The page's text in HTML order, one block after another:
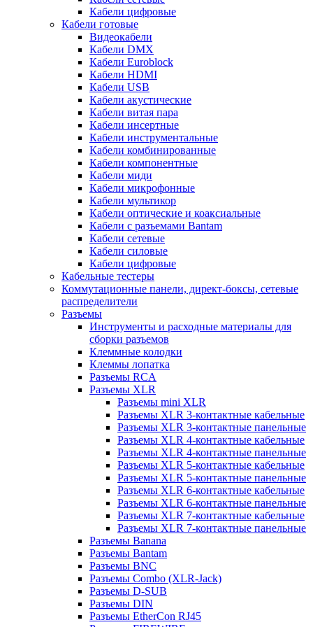
Кабели цифровые
Кабели готовые
Видеокабели
Кабели DMX
Кабели Euroblock
Кабели HDMI
Кабели USB
Кабели акустические
Кабели витая пара
Кабели инсертные
Кабели инструментальные
Кабели комбинированные
Кабели компонентные
Кабели миди
Кабели микрофонные
Кабели мультикор
Кабели оптические и коаксиальные
Кабели с разъемами Bantam
Кабели сетевые
Кабели силовые
Кабели цифровые
Кабельные тестеры
Коммутационные панели, директ-боксы, сетевые
распределители
Разъемы
Инструменты и расходные материалы для
сборки разъемов
Клеммные колодки
Клеммы лопатка
Разъемы RCA
Разъемы XLR
Разъемы mini XLR
Разъемы XLR 3-контактные кабельные
Разъемы XLR 3-контактные панельные
Разъемы XLR 4-контактные кабельные
Разъемы XLR 4-контактные панельные
Разъемы XLR 5-контактные кабельные
Разъемы XLR 5-контактные панельные
Разъемы XLR 6-контактные кабельные
Разъемы XLR 6-контактные панельные
Разъемы XLR 7-контактные кабельные
Разъемы XLR 7-контактные панельные
Разъемы Banana
Разъемы Bantam
Разъемы BNC
Разъемы Combo (XLR-Jack)
Разъемы D-SUB
Разъемы DIN
Разъемы EtherCon RJ45